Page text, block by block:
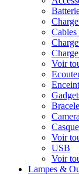
Voir
Voir
USB
Voir
Lampes &